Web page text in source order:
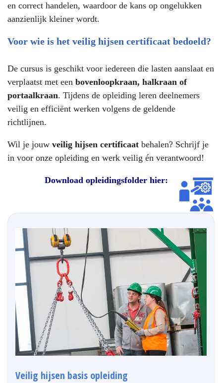
en correct handelen, waardoor de kans op ongelukken
aanzienlijk kleiner wordt.
Voor wie is het veilig hijsen certificaat bedoeld?
De cursus is geschikt voor iedereen die lasten aanslaat en
verplaatst met een bovenloopkraan, halkraan of
portaalkraan. Tijdens de opleiding leren deelnemers
veilig en efficiënt werken volgens de geldende
richtlijnen.
Wil je jouw veilig hijsen certificaat behalen? Schrijf je
in voor onze opleiding en werk veilig én verantwoord!
Download opleidingsfolder hier:
Veilig hijsen basis opleiding